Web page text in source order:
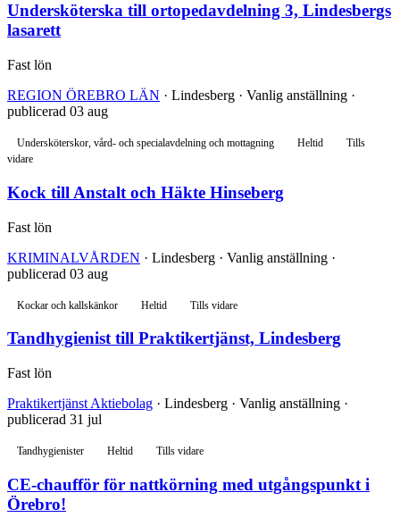
Undersköterska till ortopedavdelning 3, Lindesbergs
lasarett
Fast lön
REGION ÖREBRO LÄN · Lindesberg · Vanlig anställning ·
publicerad 03 aug
Undersköterskor, vård- och specialavdelning och mottagning Heltid
Tills
vidare
Kock till Anstalt och Häkte Hinseberg
Fast lön
KRIMINALVÅRDEN · Lindesberg · Vanlig anställning ·
publicerad 03 aug
Kockar och kallskänkor Heltid Tills vidare
Tandhygienist till Praktikertjänst, Lindesberg
Fast lön
Praktikertjänst Aktiebolag · Lindesberg · Vanlig anställning ·
publicerad 31 jul
Tandhygienister Heltid Tills vidare
CE-chaufför för nattkörning med utgångspunkt i
Örebro!